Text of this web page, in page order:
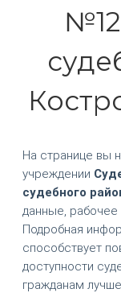
На странице вы
учреждении
судебного
данные,
Подробная
способствует
доступности
гражданам